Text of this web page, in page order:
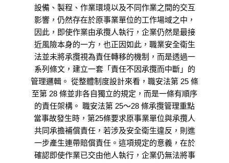
設備、製程、作業環境以及不同作業之間的交互
影響，仍然存在於原事業單位的工作場域之中，
因此，即使作業由承攬人執行，企業仍然是最接
近風險本身的一方，也正因如此，職業安全衛生
法並未將承攬視為責任轉移的機制，而是透過一
系列條文，建立一套「責任不因承攬而中斷」的
管理邏輯。 從整體制度設計來看，職安法第 25 條
至第 28 條並非各自獨立的規定，而是一條有順序
的責任架構。 職安法第 25～28 條承攬管理重點
當事故發生時，第25條要求原事業單位與承攬人
共同承擔補償責任，若涉及安全衛生違反，則進
一步產生連帶賠償責任。這項規定的意義，在於
確認即使作業已交由他人執行，企業仍無法將事